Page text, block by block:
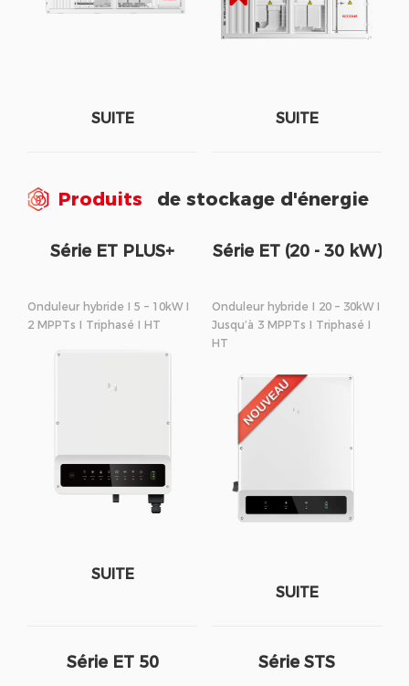
SUITE SUITE
Produits de stockage d'énergie
Série ET PLUS+
Onduleur hybride I 5 – 10kW I
2 MPPTs I Triphasé I HT
SUITE
Série ET (20 - 30 kW)
Onduleur hybride I 20 – 30kW I
Jusqu’à 3 MPPTs I Triphasé I
HT
SUITE
Série ET 50 Série STS